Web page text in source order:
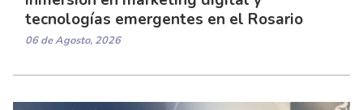
tecnologías emergentes en el Rosario
06 de Agosto, 2026